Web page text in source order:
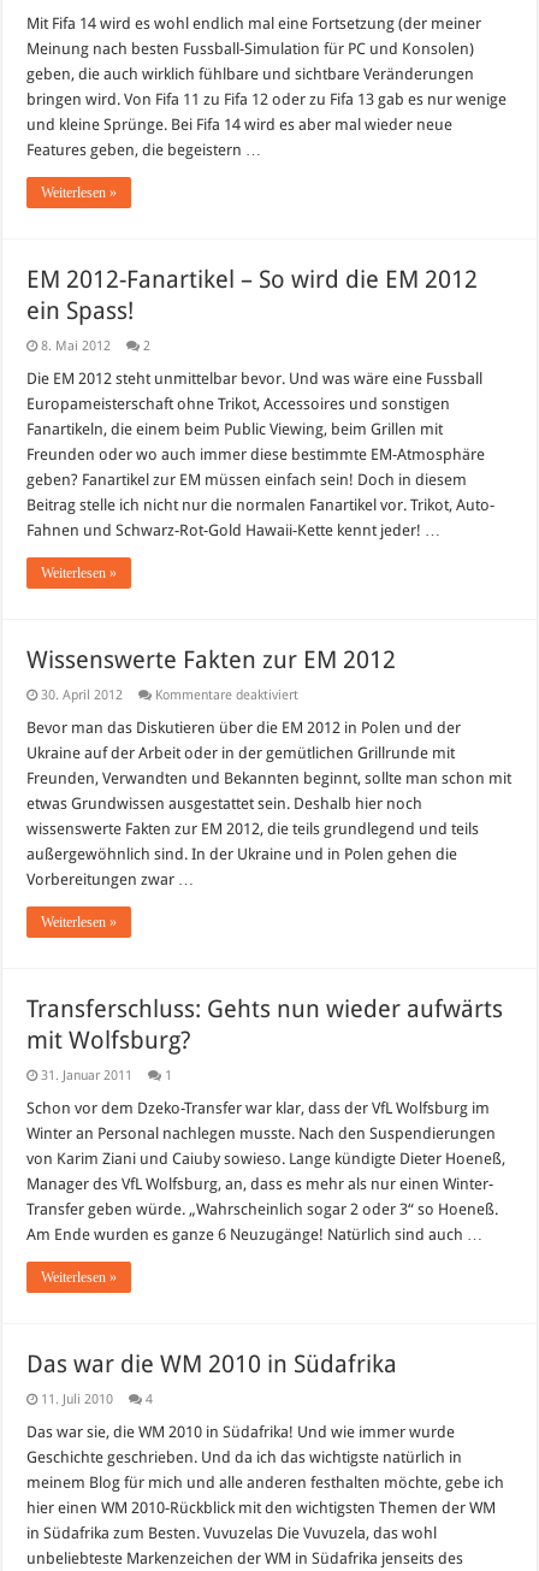
Mit Fifa 14 wird es wohl endlich mal eine Fortsetzung (der meiner
Meinung nach besten Fussball-Simulation für PC und Konsolen)
geben, die auch wirklich fühlbare und sichtbare Veränderungen
bringen wird. Von Fifa 11 zu Fifa 12 oder zu Fifa 13 gab es nur wenige
und kleine Sprünge. Bei Fifa 14 wird es aber mal wieder neue
Features geben, die begeistern …
Weiterlesen »
EM 2012-Fanartikel – So wird die EM 2012
ein Spass!
8. Mai 2012 2
Die EM 2012 steht unmittelbar bevor. Und was wäre eine Fussball
Europameisterschaft ohne Trikot, Accessoires und sonstigen
Fanartikeln, die einem beim Public Viewing, beim Grillen mit
Freunden oder wo auch immer diese bestimmte EM-Atmosphäre
geben? Fanartikel zur EM müssen einfach sein! Doch in diesem
Beitrag stelle ich nicht nur die normalen Fanartikel vor. Trikot, Auto-
Fahnen und Schwarz-Rot-Gold Hawaii-Kette kennt jeder! …
Weiterlesen »
Wissenswerte Fakten zur EM 2012
30. April 2012 Kommentare deaktiviertfür
Fakten
EM
2012
Bevor man das Diskutieren über die EM 2012 in Polen und der
Ukraine auf der Arbeit oder in der gemütlichen Grillrunde mit
Freunden, Verwandten und Bekannten beginnt, sollte man schon mit
etwas Grundwissen ausgestattet sein. Deshalb hier noch
wissenswerte Fakten zur EM 2012, die teils grundlegend und teils
außergewöhnlich sind. In der Ukraine und in Polen gehen die
Vorbereitungen zwar …
Weiterlesen »
Transferschluss: Gehts nun wieder aufwärts
mit Wolfsburg?
31. Januar 2011 1
Schon vor dem Dzeko-Transfer war klar, dass der VfL Wolfsburg im
Winter an Personal nachlegen musste. Nach den Suspendierungen
von Karim Ziani und Caiuby sowieso. Lange kündigte Dieter Hoeneß,
Manager des VfL Wolfsburg, an, dass es mehr als nur einen Winter-
Transfer geben würde. „Wahrscheinlich sogar 2 oder 3“ so Hoeneß.
Am Ende wurden es ganze 6 Neuzugänge! Natürlich sind auch …
Weiterlesen »
Das war die WM 2010 in Südafrika
11. Juli 2010 4
Das war sie, die WM 2010 in Südafrika! Und wie immer wurde
Geschichte geschrieben. Und da ich das wichtigste natürlich in
meinem Blog für mich und alle anderen festhalten möchte, gebe ich
hier einen WM 2010-Rückblick mit den wichtigsten Themen der WM
in Südafrika zum Besten. Vuvuzelas Die Vuvuzela, das wohl
unbeliebteste Markenzeichen der WM in Südafrika jenseits des